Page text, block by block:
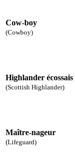
Cow-boy
(Cowboy)
Highlander écossais
(Scottish Highlander)
Maître-nageur
(Lifeguard)